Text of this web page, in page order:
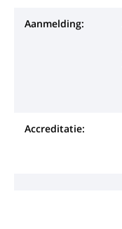
Aanmelding:
Accreditatie: